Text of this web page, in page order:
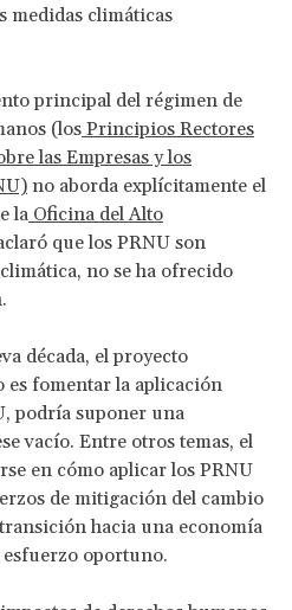
medidas climáticas
principal del régimen de
(losPrincipios Rectores
las Empresas y los
no aborda explícitamente el
la Oficina del Alto
que los PRNU son
no se ha ofrecido
década, el proyecto
es fomentar la aplicación
podría suponer una
vacío. Entre otros temas, el
en cómo aplicar los PRNU
de mitigación del cambio
hacia una economía
esfuerzo oportuno.